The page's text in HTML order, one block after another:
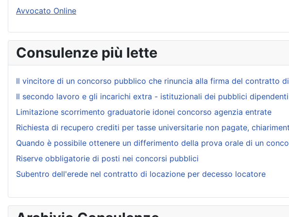
Avvocato Online
Consulenze più lette
Il vincitore di un concorso pubblico che rinuncia alla firma del contratto
Il secondo lavoro e gli incarichi extra - istituzionali dei pubblici dipendenti
Limitazione scorrimento graduatorie idonei concorso agenzia entrate
Richiesta di recupero crediti per tasse universitarie non pagate,
Quando è possibile ottenere un differimento della prova orale di un
Riserve obbligatorie di posti nei concorsi pubblici
Subentro dell'erede nel contratto di locazione per decesso locatore